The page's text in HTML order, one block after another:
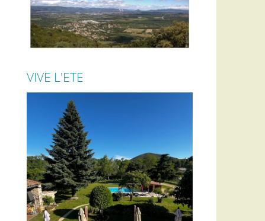
VIVE L'ETE